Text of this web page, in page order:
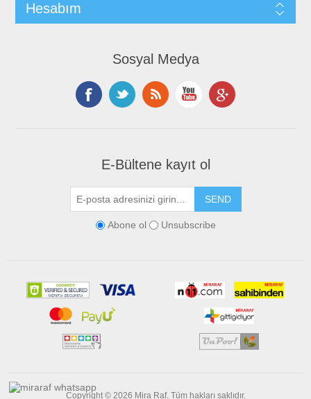
Hesabım
Sosyal Medya
E-Bültene kayıt ol
Abone ol Unsubscribe
Copyright © 2026 Mira Raf. Tüm hakları saklıdır.